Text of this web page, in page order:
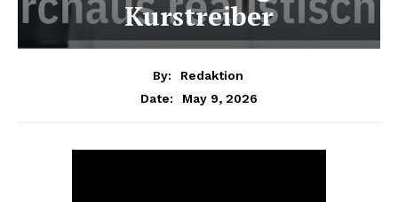
Kurstreiber
By:
Redaktion
Date:
May 9, 2026